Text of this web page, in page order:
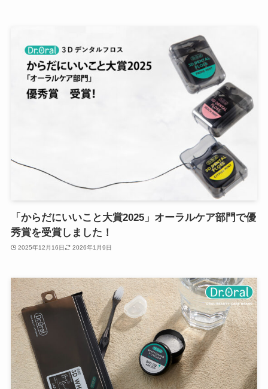
「からだにいいこと大賞2025」オーラルケア部門で優
秀賞を受賞しました！
2025年12月16日 2026年1月9日